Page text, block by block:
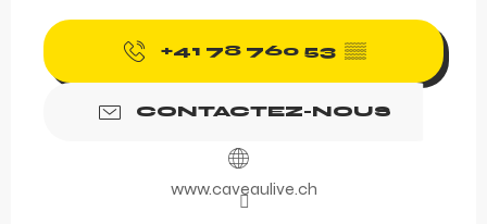
+41 78 760 53 ▒▒
CONTACTEZ-NOUS
www.caveaulive.ch